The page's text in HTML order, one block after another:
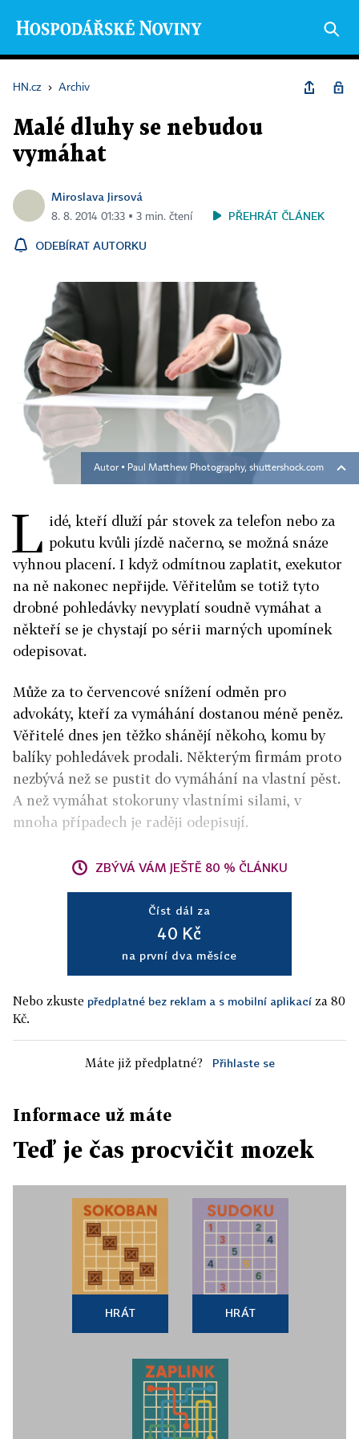
HN.cz › Archiv
Malé dluhy se nebudou
vymáhat
Miroslava Jirsová
8. 8. 2014 01:33 ▪ 3 min. čtení PŘEHRÁT ČLÁNEK
ODEBÍRAT AUTORKU
Autor ▪ Paul Matthew Photography, shuttershock.com
L idé, kteří dluží pár stovek za telefon nebo za
pokutu kvůli jízdě načerno, se možná snáze
vyhnou placení. I když odmítnou zaplatit, exekutor
na ně nakonec nepřijde. Věřitelům se totiž tyto
drobné pohledávky nevyplatí soudně vymáhat a
někteří se je chystají po sérii marných upomínek
odepisovat.
Může za to červencové snížení odměn pro
advokáty, kteří za vymáhání dostanou méně peněz.
Věřitelé dnes jen těžko shánějí někoho, komu by
balíky pohledávek prodali. Některým firmám proto
nezbývá než se pustit do vymáhání na vlastní pěst.
A než vymáhat stokoruny vlastními silami, v
mnoha případech je raději odepisují.
ZBÝVÁ VÁM JEŠTĚ 80 % ČLÁNKU
Číst dál za
40 Kč
na první dva měsíce
Nebo zkuste předplatné bez reklam a s mobilní aplikací za 80
Kč.
Máte již předplatné? Přihlaste se
Informace už máte
Teď je čas procvičit mozek
HRÁT HRÁT